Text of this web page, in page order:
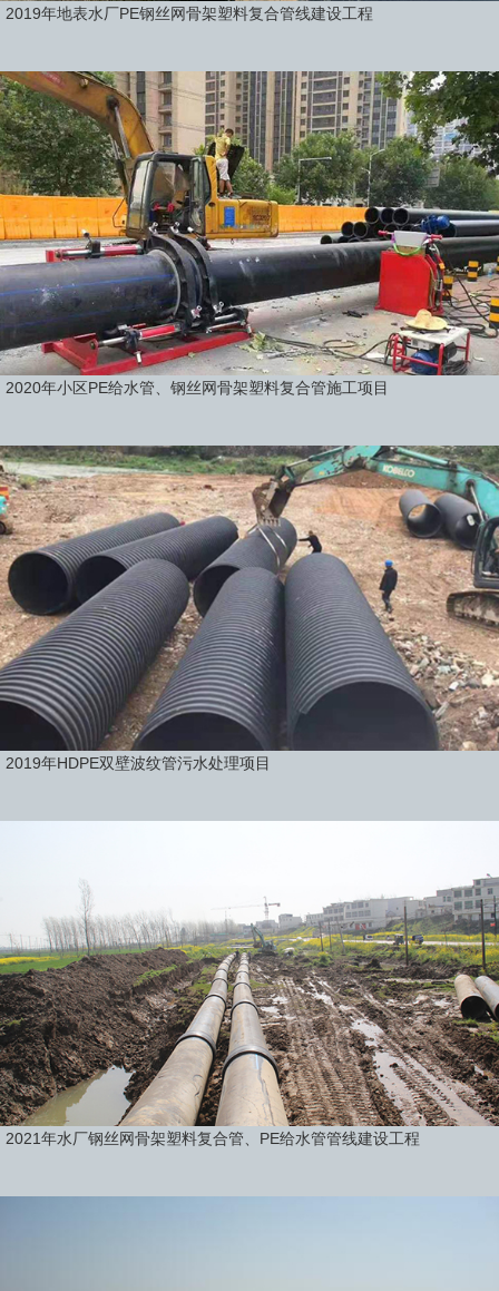
2019年地表水厂PE钢丝网骨架塑料复合管线建设工程
2020年小区PE给水管、钢丝网骨架塑料复合管施工项目
2019年HDPE双壁波纹管污水处理项目
2021年水厂钢丝网骨架塑料复合管、PE给水管管线建设工程